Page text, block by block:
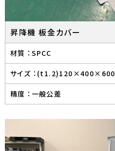
昇降機 板金カバー
材質 ： SPCC
サイズ ： (t1.2)120×400×600
精度 ： 一般公差